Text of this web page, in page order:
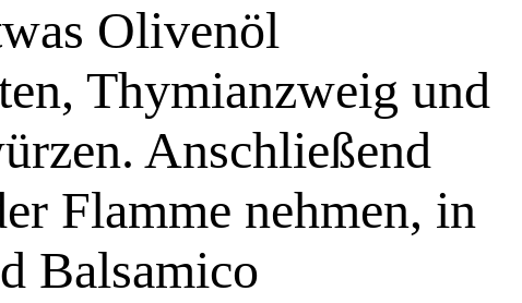
Olivenöl
Thymianzweig und
Anschließend
Flamme nehmen, in
Balsamico